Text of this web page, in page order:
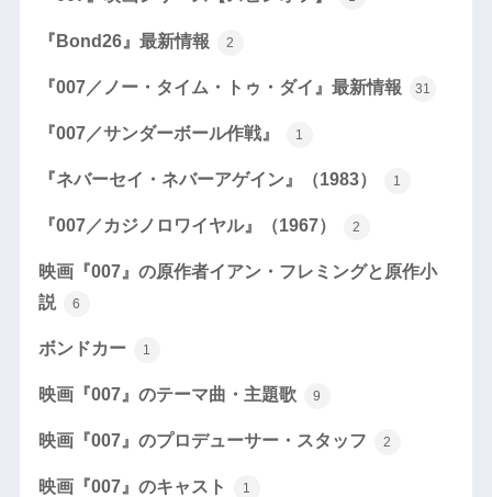
『Bond26』最新情報 2
『007／ノー・タイム・トゥ・ダイ』最新情報 31
『007／サンダーボール作戦』 1
『ネバーセイ・ネバーアゲイン』（1983） 1
『007／カジノロワイヤル』（1967） 2
映画『007』の原作者イアン・フレミングと原作小
説
6
ボンドカー 1
映画『007』のテーマ曲・主題歌 9
映画『007』のプロデューサー・スタッフ 2
映画『007』のキャスト 1